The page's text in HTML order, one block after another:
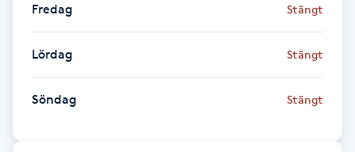
Gruppträning
Gua Sha-massage
Fredag Stängt
Lördag Stängt
Söndag Stängt